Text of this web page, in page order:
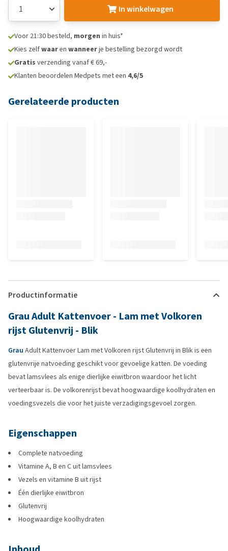
In winkelwagen
Voor 21:30 besteld, morgen in huis*
Kies zelfwaaren wanneerje bestelling bezorgd wordt
Gratis verzending vanaf € 69,-
Klanten beoordelen Medpets met een 4,6/5
Gerelateerde producten
Productinformatie
Grau Adult Kattenvoer - Lam met Volkoren
rijst Glutenvrij - Blik
Grau Adult Kattenvoer Lam met Volkoren rijst Glutenvrij in Blik is een
glutenvrije natvoeding geschikt voor gevoelige katten. De voeding
bevat lamsvlees als enige dierlijke eiwitbron waardoor het licht
verteerbaar is. De volkorenrijst bevat hoogwaardige koolhydraten en
voedingsvezels die voor het juiste verzadigingsgevoel zorgen.
Eigenschappen
Complete natvoeding
Vitamine A, B en C uit lamsvlees
Vezels en vitamine B uit rijst
Één dierlijke eiwitbron
Glutenvrij
Hoogwaardige koolhydraten